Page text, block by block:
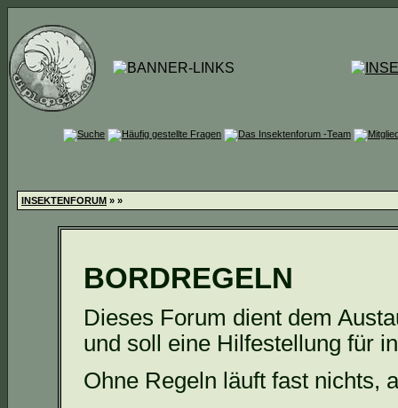
INSEKTENFORUM » »
BORDREGELN
Dieses Forum dient dem
und soll eine Hilfestellung für
Ohne Regeln läuft fast nichts,